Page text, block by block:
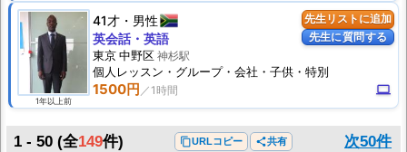
先生リストに追加
先生に質問する
1年以上前
41才 男性
1500円 computer
英会話・英語
東京 中野区 神杉駅
個人 レッスン ・グループ・会社・子供・特別
1 - 50 (全149件) content_copyURLコピー share共有 次50件